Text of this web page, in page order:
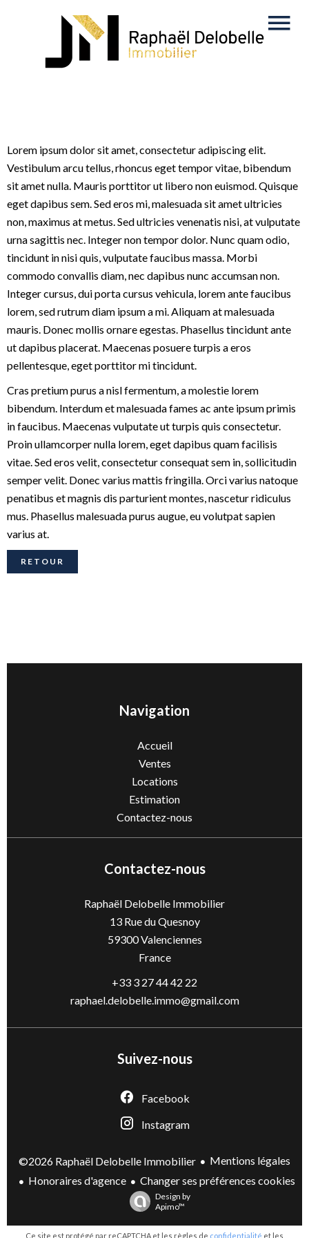
Lorem ipsum dolor sit amet, consectetur adipiscing elit.
Vestibulum arcu tellus, rhoncus eget tempor vitae, bibendum
sit amet nulla. Mauris porttitor ut libero non euismod. Quisque
eget dapibus sem. Sed eros mi, malesuada sit amet ultricies
non, maximus at metus. Sed ultricies venenatis nisi, at vulputate
urna sagittis nec. Integer non tempor dolor. Nunc quam odio,
tincidunt in nisi quis, vulputate faucibus massa. Morbi
commodo convallis diam, nec dapibus nunc accumsan non.
Integer cursus, dui porta cursus vehicula, lorem ante faucibus
lorem, sed rutrum diam ipsum a mi. Aliquam at malesuada
mauris. Donec mollis ornare egestas. Phasellus tincidunt ante
ut dapibus placerat. Maecenas posuere turpis a eros
pellentesque, eget porttitor mi tincidunt.
Cras pretium purus a nisl fermentum, a molestie lorem
bibendum. Interdum et malesuada fames ac ante ipsum primis
in faucibus. Maecenas vulputate ut turpis quis consectetur.
Proin ullamcorper nulla lorem, eget dapibus quam facilisis
vitae. Sed eros velit, consectetur consequat sem in, sollicitudin
semper velit. Donec varius mattis fringilla. Orci varius natoque
penatibus et magnis dis parturient montes, nascetur ridiculus
mus. Phasellus malesuada purus augue, eu volutpat sapien
varius at.
RETOUR
Navigation
Accueil
Ventes
Locations
Estimation
Contactez-nous
Contactez-nous
Raphaël Delobelle Immobilier
13 Rue du Quesnoy
59300Valenciennes
France
+33 3 27 44 42 22
raphael.delobelle.immo@gmail.com
Suivez-nous
Facebook
Instagram
©2026 Raphaël Delobelle Immobilier
Mentions légales
Honoraires d'agence
Changer ses préférences cookies
Design by
Apimo™
Ce site est protégé par reCAPTCHA et les règles de confidentialité et les